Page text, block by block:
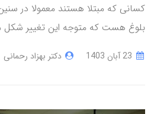
کسانی که مبتلا هستند معمولا در
بلوغ هست که متوجه این تغییر
دکتر بهزاد رحمانی